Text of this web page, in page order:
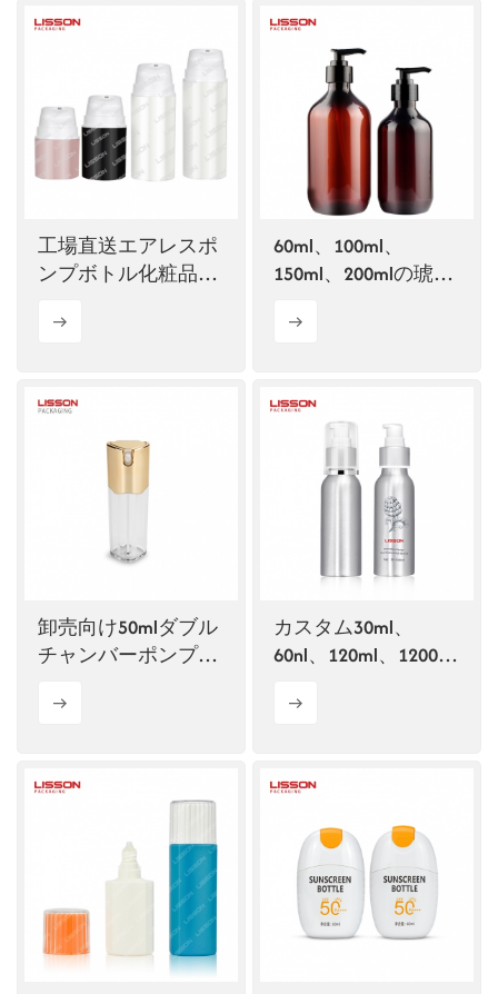
工場直送エアレスポ
ンプボトル化粧品ボ
60ml、100ml、
150ml、200mlの琥珀
プボトル（PETボト
卸売向け50mlダブル
チャンバーポンプボ
カスタム30ml、
60nl、120ml、1200ml
品ボトル、スポーツ